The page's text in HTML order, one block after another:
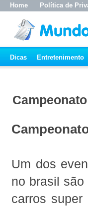
Home Política de
Dicas Entretenimento
Um dos
no brasil são
carros